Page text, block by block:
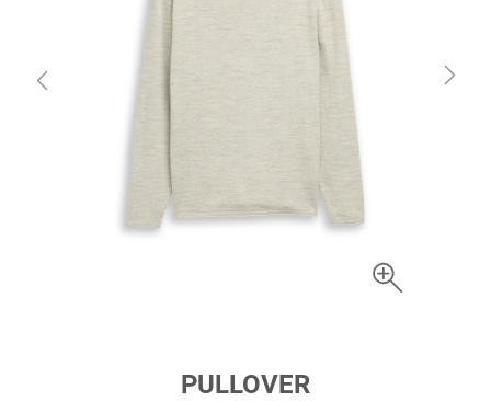
PULLOVER